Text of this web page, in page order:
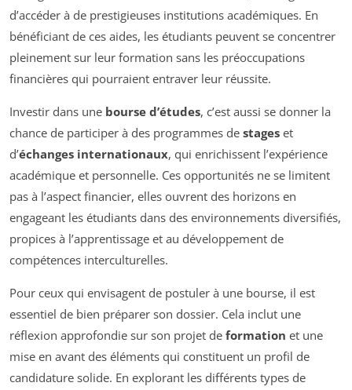
d’accéder à de prestigieuses institutions académiques. En
bénéficiant de ces aides, les étudiants peuvent se concentrer
pleinement sur leur formation sans les préoccupations
financières qui pourraient entraver leur réussite.
Investir dans une bourse d’études, c’est aussi se donner la
chance de participer à des programmes de stages et
d’échanges internationaux, qui enrichissent l’expérience
académique et personnelle. Ces opportunités ne se limitent
pas à l’aspect financier, elles ouvrent des horizons en
engageant les étudiants dans des environnements diversifiés,
propices à l’apprentissage et au développement de
compétences interculturelles.
Pour ceux qui envisagent de postuler à une bourse, il est
essentiel de bien préparer son dossier. Cela inclut une
réflexion approfondie sur son projet de formation et une
mise en avant des éléments qui constituent un profil de
candidature solide. En explorant les différents types de